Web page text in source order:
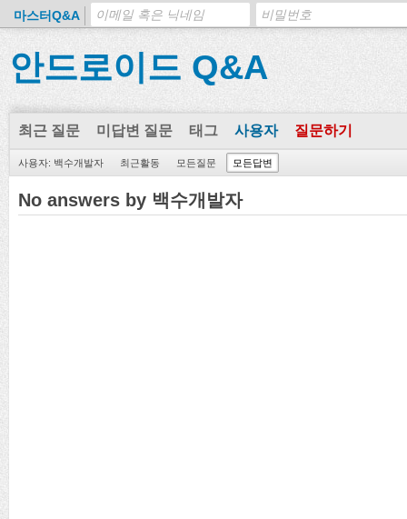
마스터Q&A
안드로이드 Q&A
최근 질문 미답변 질문 태그 사용자 질문하기
사용자: 백수개발자 최근활동 모든질문 모든답변
No answers by 백수개발자